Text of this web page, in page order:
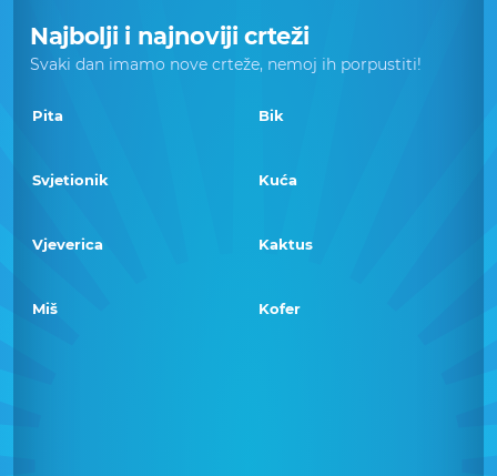
Najbolji i najnoviji crteži
Svaki dan imamo nove crteže, nemoj ih porpustiti!
Pita Bik
Svjetionik Kuća
Vjeverica Kaktus
Miš Kofer